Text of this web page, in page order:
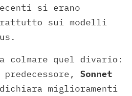
si erano
sui modelli
colmare quel divario:
Sonnet
miglioramenti